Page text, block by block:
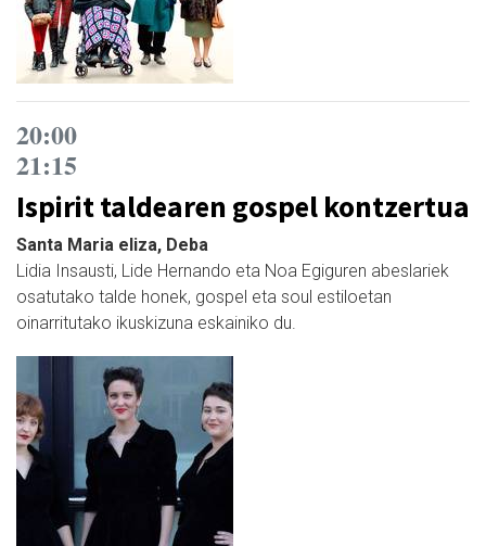
20:00
21:15
Ispirit taldearen gospel kontzertua
Santa Maria eliza, Deba
Lidia Insausti, Lide Hernando eta Noa Egiguren abeslariek
osatutako talde honek, gospel eta soul estiloetan
oinarritutako ikuskizuna eskainiko du.